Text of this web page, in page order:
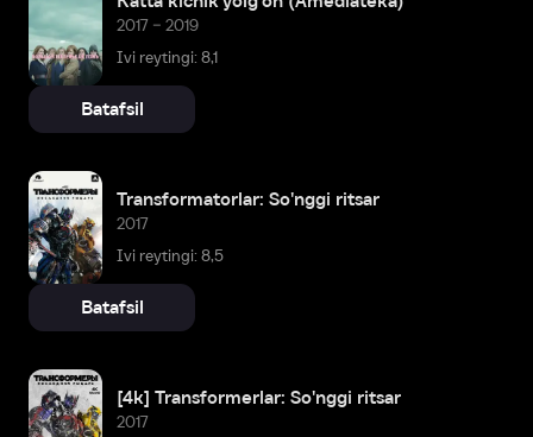
2017 – 2019
Ivi reytingi: 8,1
Batafsil
Transformatorlar: So'nggi ritsar
2017
Ivi reytingi: 8,5
Batafsil
[4k] Transformerlar: So'nggi ritsar
2017